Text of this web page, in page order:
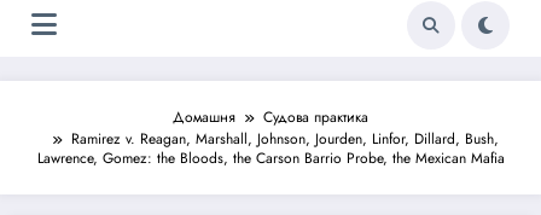
Домашня
Судова практика
Ramirez v. Reagan, Marshall, Johnson, Jourden, Linfor, Dillard, Bush,
Lawrence, Gomez: the Bloods, the Carson Barrio Probe, the Mexican Mafia